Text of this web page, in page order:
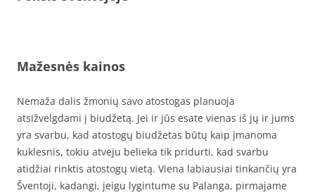
Mažesnės kainos
Nemaža dalis žmonių savo atostogas planuoja
atsižvelgdami į biudžetą. Jei ir jūs esate vienas iš jų ir jums
yra svarbu, kad atostogų biudžetas būtų kaip įmanoma
kuklesnis, tokiu atveju belieka tik pridurti, kad svarbu
atidžiai rinktis atostogų vietą. Viena labiausiai tinkančių yra
Šventoji, kadangi, jeigu lygintume su Palanga, pirmajame